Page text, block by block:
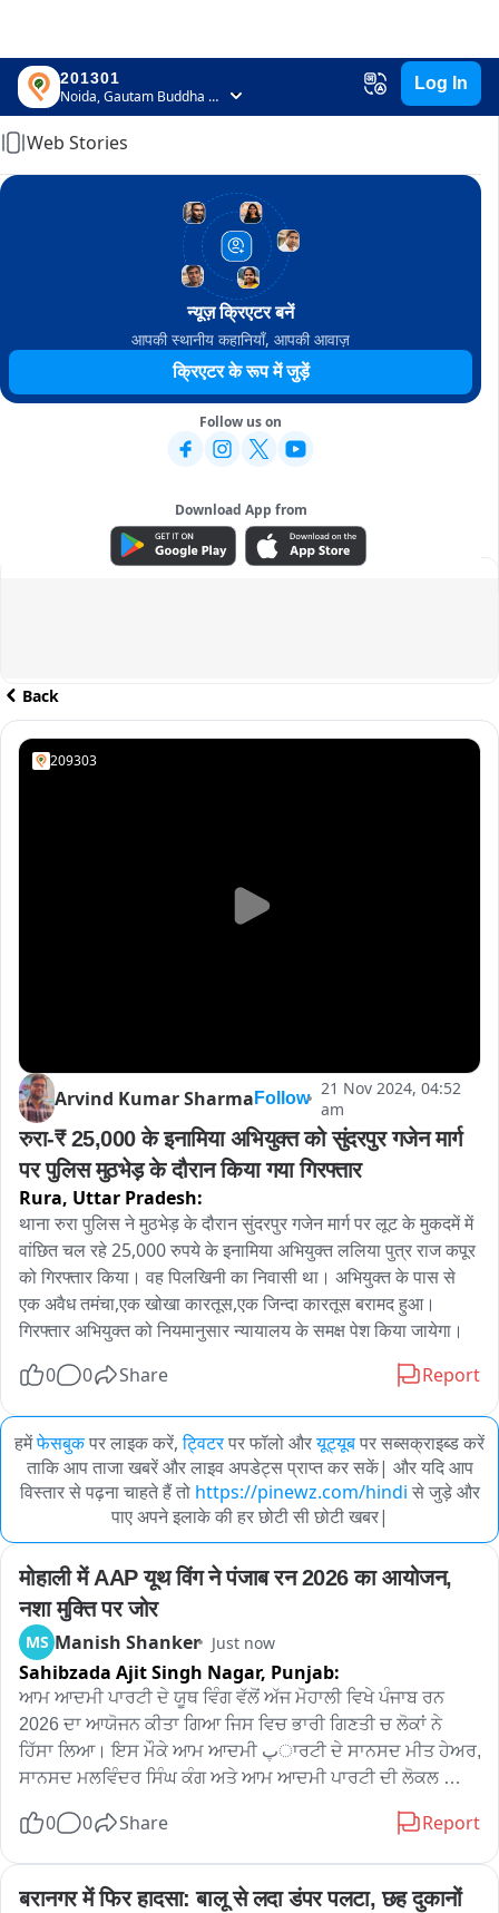
201301
Noida, Gautam Buddha Nagar, Uttar Pradesh
Log In
Home
Web Stories
न्यूज़ क्रिएटर बनें
आपकी स्थानीय कहानियाँ, आपकी आवाज़
क्रिएटर के रूप में जुड़ें
Follow us on
Download App from
ADVERTISEMENT
Back
209303
Arvind Kumar Sharma Follow
21 Nov 2024, 04:52
am
रुरा-₹ 25,000 के इनामिया अभियुक्त को सुंदरपुर गजेन मार्ग
पर पुलिस मुठभेड़ के दौरान किया गया गिरफ्तार
Rura, Uttar Pradesh:
थाना रुरा पुलिस ने मुठभेड़ के दौरान सुंदरपुर गजेन मार्ग पर लूट के मुकदमें में
वांछित चल रहे 25,000 रुपये के इनामिया अभियुक्त ललिया पुत्र राज कपूर
को गिरफ्तार किया। वह पिलखिनी का निवासी था। अभियुक्त के पास से
एक अवैध तमंचा,एक खोखा कारतूस,एक जिन्दा कारतूस बरामद हुआ।
गिरफ्तार अभियुक्त को नियमानुसार न्यायालय के समक्ष पेश किया जायेगा।
0
0 Share Report
हमेंफेसबुकपर लाइक करें, ट्विटरपर फॉलो औरयूट्यूबपर सब्सक्राइब्ड करें
ताकि आप ताजा खबरें और लाइव अपडेट्स प्राप्त कर सकें| और यदि आप
विस्तार से पढ़ना चाहते हैं तो https://pinewz.com/hindi से जुड़े और
पाए अपने इलाके की हर छोटी सी छोटी खबर|
मोहाली में AAP यूथ विंग ने पंजाब रन 2026 का आयोजन,
नशा मुक्ति पर जोर
MS Manish Shanker Just now
Sahibzada Ajit Singh Nagar, Punjab:
ਆਮ ਆਦਮੀ ਪਾਰਟੀ ਦੇ ਯੂਥ ਵਿੰਗ ਵੱਲੋਂ ਅੱਜ ਮੋਹਾਲੀ ਵਿਖੇ ਪੰਜਾਬ ਰਨ
2026 ਦਾ ਆਯੋਜਨ ਕੀਤਾ ਗਿਆ ਜਿਸ ਵਿਚ ਭਾਰੀ ਗਿਣਤੀ ਚ ਲੋਕਾਂ ਨੇ
ਹਿੱਸਾ ਲਿਆ। ਇਸ ਮੌਕੇ ਆਮ ਆਦਮੀ پਾਰਟੀ ਦੇ ਸਾਨਸਦ ਮੀਤ ਹੇਅਰ,
ਸਾਨਸਦ ਮਲਵਿੰਦਰ ਸਿੰਘ ਕੰਗ ਅਤੇ ਆਮ ਆਦਮੀ ਪਾਰਟੀ ਦੀ ਲੋਕਲ
ਮੀਤ ਹੇਅਰ ਸਾਂਸਦ ਨੇ ਕਿਹਾ ਕਿ ਪੰਜਾਬ ਦੇ ਯੂਥ ਨੂੰ ਨਸ਼ਾ ਮੁਕਤ ਕਰਨ ਲਈ
ਅਤੇ ਤੰਦਰੁਸਤ ਬਣਾਉਣ ਲਈ ਇਹੋ ਜਿਹੇ ਪ੍ਰੋਗਰਾਮਾਂ ਦਾ ਆਯੋਜਨ ਹੋਣਾ
ਬਹੁਤ ਜਰੂਰੀ ਹੈ。
0 0 Share Report
बरानगर में फिर हादसा: बालू से लदा डंपर पलटा, छह दुकानों